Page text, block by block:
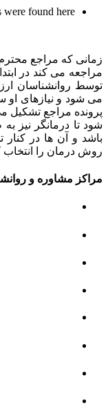
found here.
زمانی که مراجع
مراجعه می کند در
توسط روانشناسان
می شود و نیازهای او
پرونده مراجع تشکیل
شود تا درمانگر نیز
باشد و آن ها در کنار
روش درمان را انتخاب
مراکز مشاوره و